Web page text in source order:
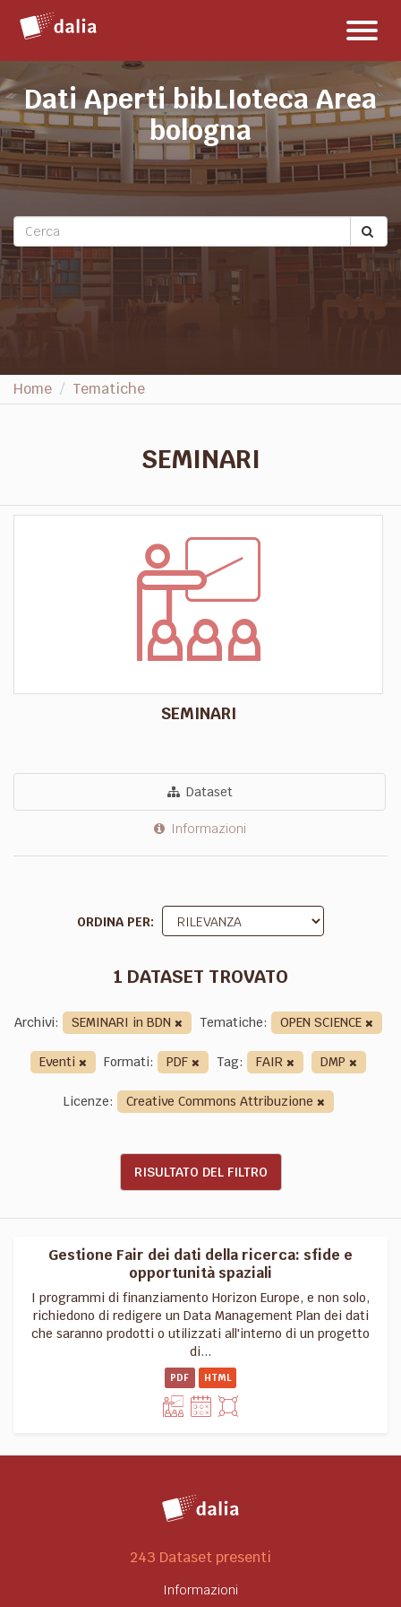
contenuto
Dati Aperti bibLIoteca Area
bologna
Home Tematiche
SEMINARI
SEMINARI
Dataset
Informazioni
ORDINA PER
1 DATASET TROVATO
Archivi: SEMINARI in BDN Tematiche:
OPEN SCIENCE
Eventi
Formati: PDF Tag: FAIR
DMP
Licenze:
Creative Commons Attribuzione
RISULTATO DEL FILTRO
Gestione Fair dei dati della ricerca: sfide e
opportunità spaziali
I programmi di finanziamento Horizon Europe, e non solo,
richiedono di redigere un Data Management Plan dei dati
che saranno prodotti o utilizzati all'interno di un progetto
di...
PDF HTML
243 Dataset presenti
Informazioni